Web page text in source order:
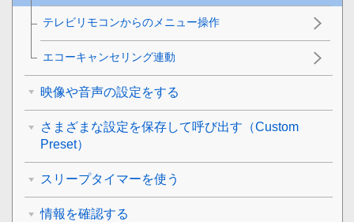
テレビリモコンからのメニュー操作
エコーキャンセリング連動
映像や音声の設定をする
さまざまな設定を保存して呼び出す（Custom
Preset）
スリープタイマーを使う
情報を確認する